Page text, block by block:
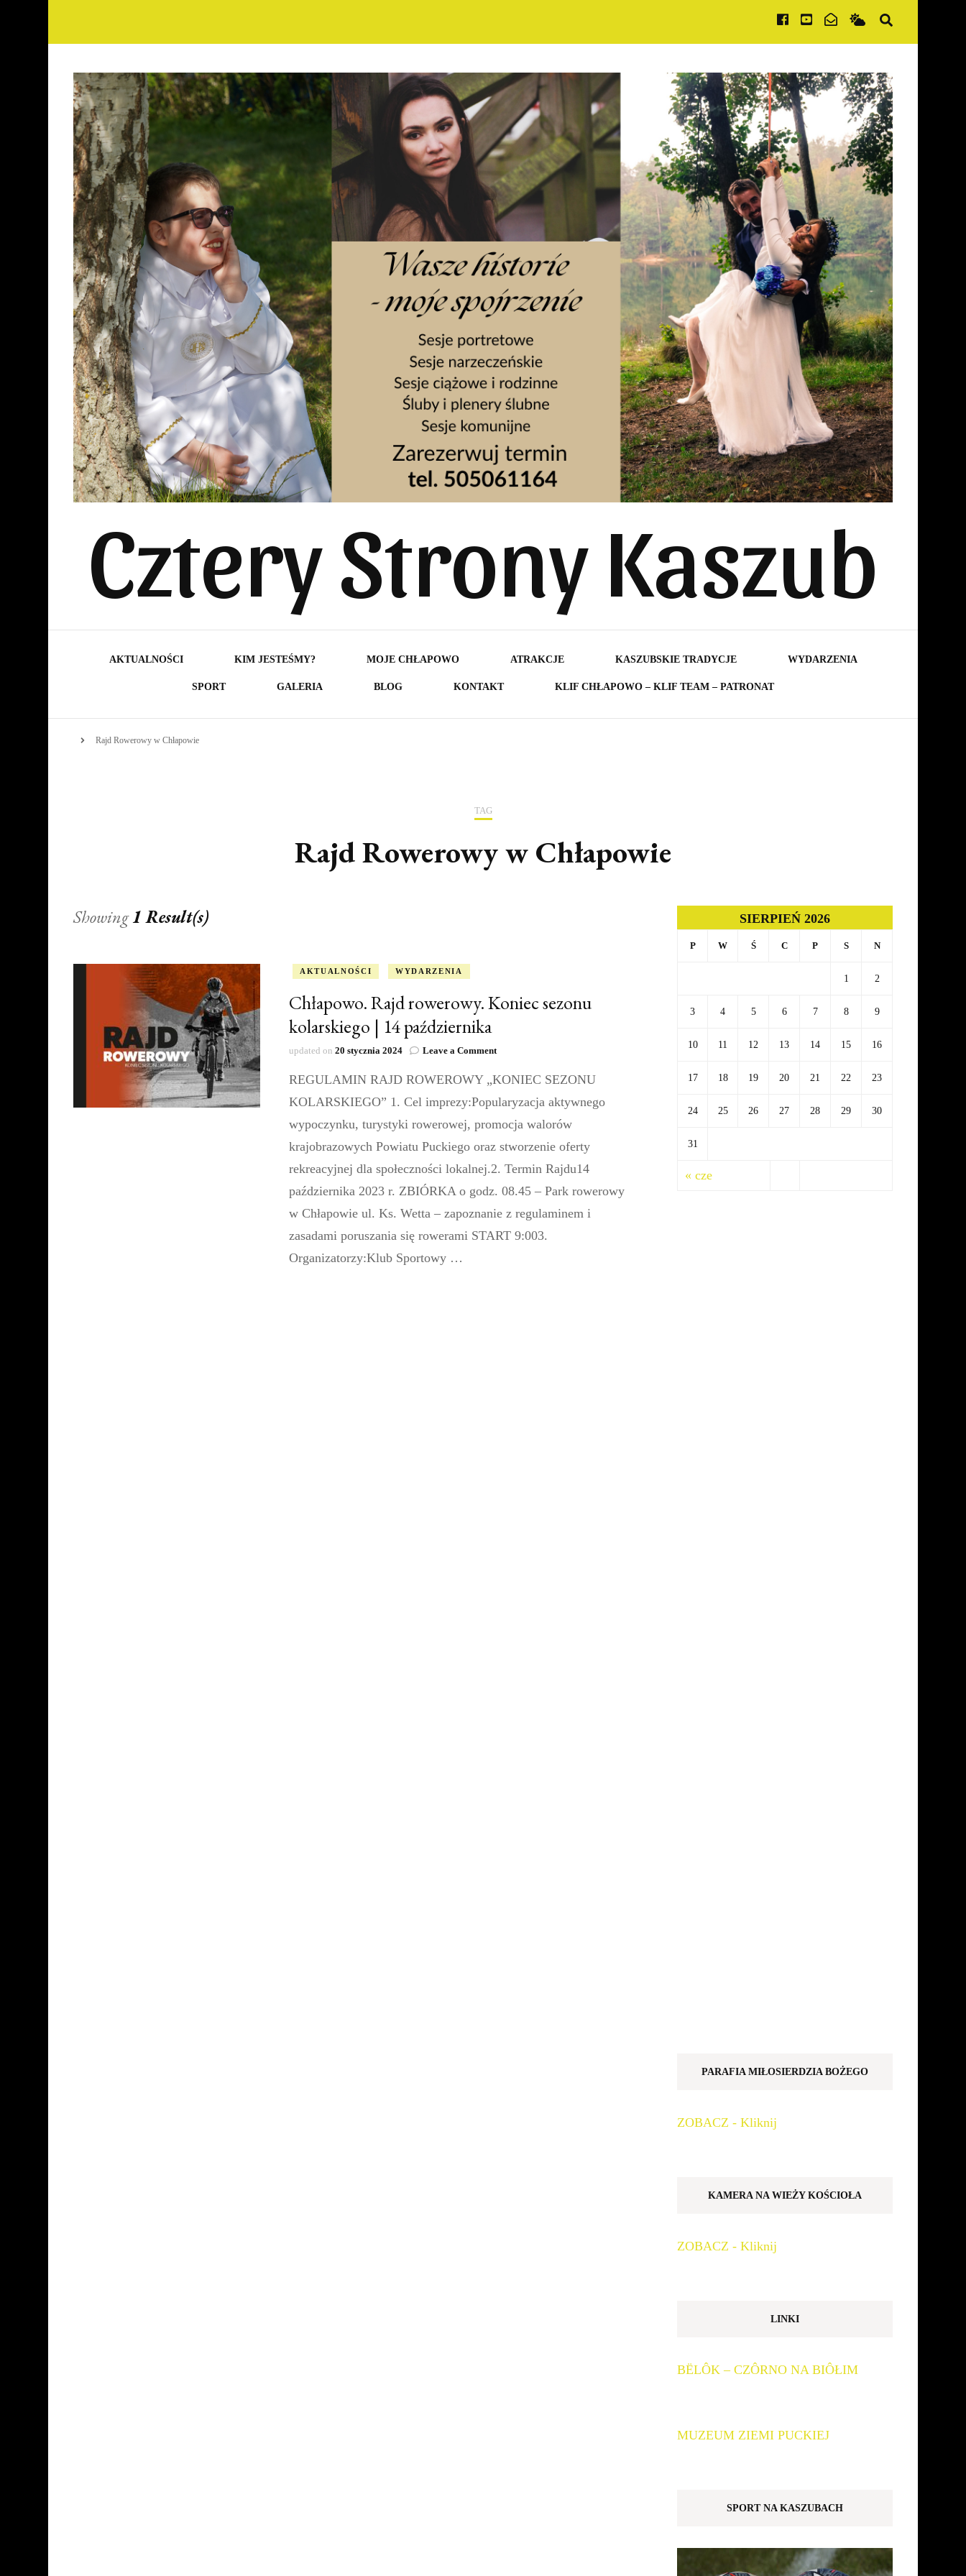
Cztery Strony Kaszub
AKTUALNOŚCI KIM JESTEŚMY? MOJE CHŁAPOWO ATRAKCJE KASZUBSKIE TRADYCJE WYDARZENIA
SPORT GALERIA BLOG KONTAKT KLIF CHŁAPOWO – KLIF TEAM – PATRONAT
Rajd Rowerowy w Chłapowie
TAG
Rajd Rowerowy w Chłapowie
Showing1 Result(s)
AKTUALNOŚCI WYDARZENIA
Chłapowo. Rajd rowerowy. Koniec sezonu
kolarskiego | 14 października
updated on 20 stycznia 2024 Leave a Commenton
Rajd
Koniec
sezonu
14
REGULAMIN RAJD ROWEROWY „KONIEC SEZONU
KOLARSKIEGO” 1. Cel imprezy:Popularyzacja aktywnego
wypoczynku, turystyki rowerowej, promocja walorów
krajobrazowych Powiatu Puckiego oraz stworzenie oferty
rekreacyjnej dla społeczności lokalnej.2. Termin Rajdu14
października 2023 r. ZBIÓRKA o godz. 08.45 – Park rowerowy
w Chłapowie ul. Ks. Wetta – zapoznanie z regulaminem i
zasadami poruszania się rowerami START 9:003.
Organizatorzy:Klub Sportowy …
SIERPIEŃ 2026
P W Ś C P S N
1 2
3 4 5 6 7 8 9
10 11 12 13 14 15 16
17 18 19 20 21 22 23
24 25 26 27 28 29 30
31
« cze
PARAFIA MIŁOSIERDZIA BOŻEGO
ZOBACZ - Kliknij
KAMERA NA WIEŻY KOŚCIOŁA
ZOBACZ - Kliknij
LINKI
BËLÔK – CZÔRNO NA BIÔŁIM
MUZEUM ZIEMI PUCKIEJ
SPORT NA KASZUBACH